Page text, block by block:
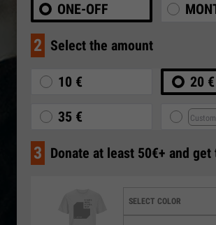
ONE-OFF
2 Select the amount
10 € 20 €
35 €
3 Donate at least 50€+ and